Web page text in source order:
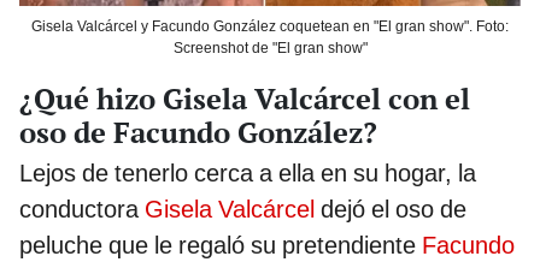
Gisela Valcárcel y Facundo González coquetean en "El gran show". Foto:
Screenshot de "El gran show"
¿Qué hizo Gisela Valcárcel con el
oso de Facundo González?
Lejos de tenerlo cerca a ella en su hogar, la
conductoraGisela Valcárcel dejó el oso de
peluche que le regaló su pretendiente Facundo